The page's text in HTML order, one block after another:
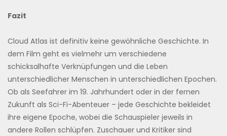
Fazit
Cloud Atlas ist definitiv keine gewöhnliche Geschichte. In
dem Film geht es vielmehr um verschiedene
schicksalhafte Verknüpfungen und die Leben
unterschiedlicher Menschen in unterschiedlichen Epochen.
Ob als Seefahrer im 19. Jahrhundert oder in der fernen
Zukunft als Sci-Fi-Abenteuer – jede Geschichte bekleidet
ihre eigene Epoche, wobei die Schauspieler jeweils in
andere Rollen schlüpfen. Zuschauer und Kritiker sind